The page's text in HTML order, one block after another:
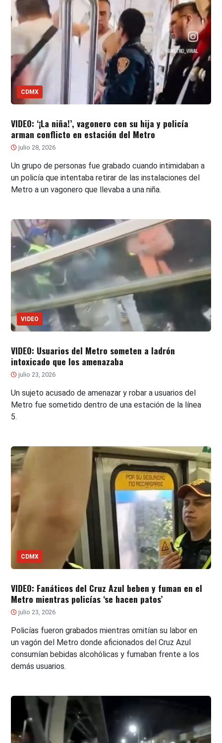
CDMX
VIDEO: ‘¡La niña!’, vagonero con su hija y policía
arman conflicto en estación del Metro
julio 28, 2026
Un grupo de personas fue grabado cuando intimidaban a
un policía que intentaba retirar de las instalaciones del
Metro a un vagonero que llevaba a una niña.
VIDEO
VIDEO: Usuarios del Metro someten a ladrón
intoxicado que los amenazaba
julio 23, 2026
Un sujeto acusado de amenazar y robar a usuarios del
Metro fue sometido dentro de una estación de la línea
5.
CDMX
VIDEO: Fanáticos del Cruz Azul beben y fuman en el
Metro mientras policías ‘se hacen patos’
julio 23, 2026
Policías fueron grabados mientras omitían su labor en
un vagón del Metro donde aficionados del Cruz Azul
consumían bebidas alcohólicas y fumaban frente a los
demás usuarios.